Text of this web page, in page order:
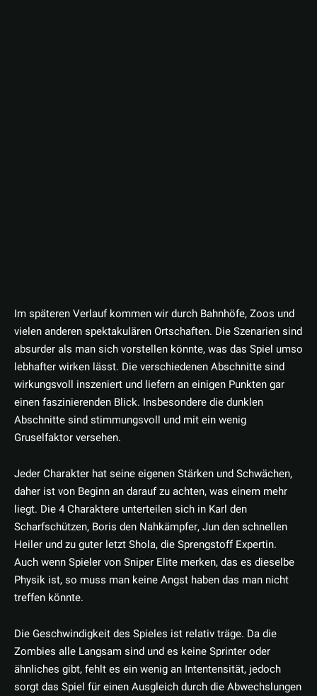
Im späteren Verlauf kommen wir durch Bahnhöfe, Zoos und
vielen anderen spektakulären Ortschaften. Die Szenarien sind
absurder als man sich vorstellen könnte, was das Spiel umso
lebhafter wirken lässt. Die verschiedenen Abschnitte sind
wirkungsvoll inszeniert und liefern an einigen Punkten gar
einen faszinierenden Blick. Insbesondere die dunklen
Abschnitte sind stimmungsvoll und mit ein wenig
Gruselfaktor versehen.
Jeder Charakter hat seine eigenen Stärken und Schwächen,
daher ist von Beginn an darauf zu achten, was einem mehr
liegt. Die 4 Charaktere unterteilen sich in Karl den
Scharfschützen, Boris den Nahkämpfer, Jun den schnellen
Heiler und zu guter letzt Shola, die Sprengstoff Expertin.
Auch wenn Spieler von Sniper Elite merken, das es dieselbe
Physik ist, so muss man keine Angst haben das man nicht
treffen könnte.
Die Geschwindigkeit des Spieles ist relativ träge. Da die
Zombies alle Langsam sind und es keine Sprinter oder
ähnliches gibt, fehlt es ein wenig an Intentensität, jedoch
sorgt das Spiel für einen Ausgleich durch die Abwechslungen